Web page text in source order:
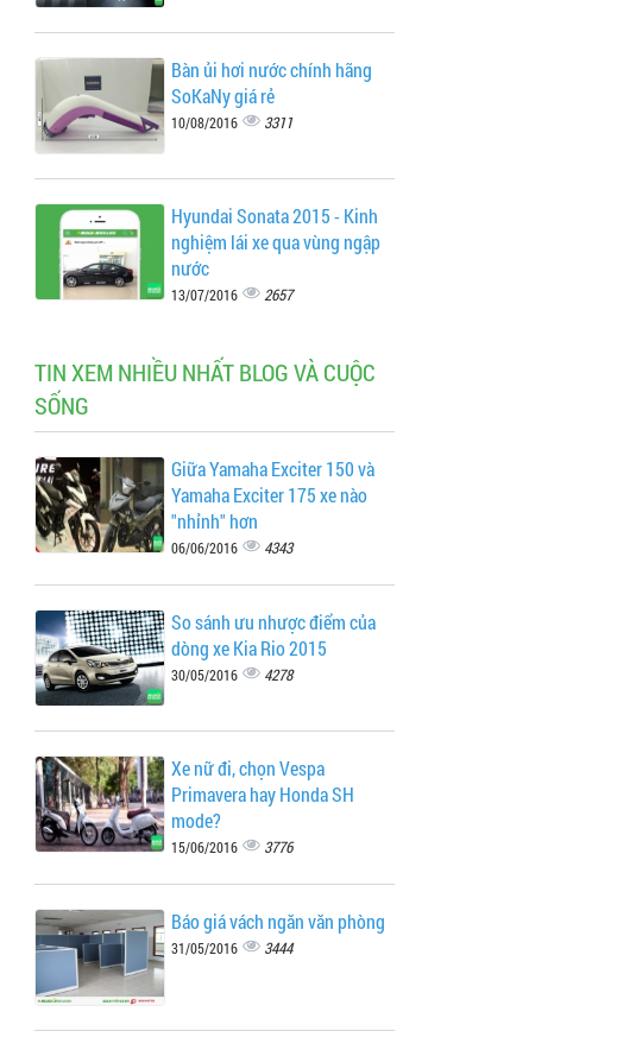
Bàn ủi hơi nước chính hãng
SoKaNy giá rẻ
10/08/2016 3311
Hyundai Sonata 2015 - Kinh
nghiệm lái xe qua vùng ngập
nước
13/07/2016 2657
TIN XEM NHIỀU NHẤT BLOG VÀ CUỘC
SỐNG
Giữa Yamaha Exciter 150 và
Yamaha Exciter 175 xe nào
"nhỉnh" hơn
06/06/2016 4343
So sánh ưu nhược điểm của
dòng xe Kia Rio 2015
30/05/2016 4278
Xe nữ đi, chọn Vespa
Primavera hay Honda SH
mode?
15/06/2016 3776
Báo giá vách ngăn văn phòng
31/05/2016 3444